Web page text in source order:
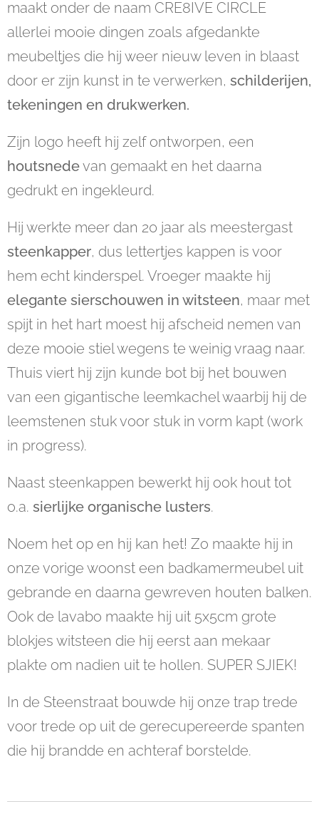
maakt onder de naam CRE8IVE CIRCLE
allerlei mooie dingen zoals afgedankte
meubeltjes die hij weer nieuw leven in blaast
door er zijn kunst in te verwerken, schilderijen,
tekeningen en drukwerken.
Zijn logo heeft hij zelf ontworpen, een
houtsnedevan gemaakt en het daarna
gedrukt en ingekleurd.
Hij werkte meer dan 20 jaar als meestergast
steenkapper, dus lettertjes kappen is voor
hem echt kinderspel. Vroeger maakte hij
elegante sierschouwen in witsteen, maar met
spijt in het hart moest hij afscheid nemen van
deze mooie stiel wegens te weinig vraag naar.
Thuis viert hij zijn kunde bot bij het bouwen
van een gigantische leemkachel waarbij hij de
leemstenen stuk voor stuk in vorm kapt (work
in progress).
Naast steenkappen bewerkt hij ook hout tot
o.a. sierlijke organische lusters.
Noem het op en hij kan het! Zo maakte hij in
onze vorige woonst een badkamermeubel uit
gebrande en daarna gewreven houten balken.
Ook de lavabo maakte hij uit 5x5cm grote
blokjes witsteen die hij eerst aan mekaar
plakte om nadien uit te hollen. SUPER SJIEK!
In de Steenstraat bouwde hij onze trap trede
voor trede op uit de gerecupereerde spanten
die hij brandde en achteraf borstelde.